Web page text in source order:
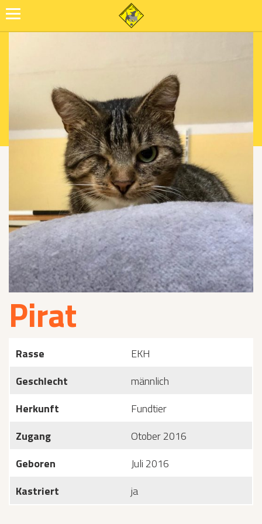
Pirat
Rasse
EKH
Geschlecht
männlich
Herkunft
Fundtier
Zugang
Otober 2016
Geboren
Juli 2016
Kastriert
ja